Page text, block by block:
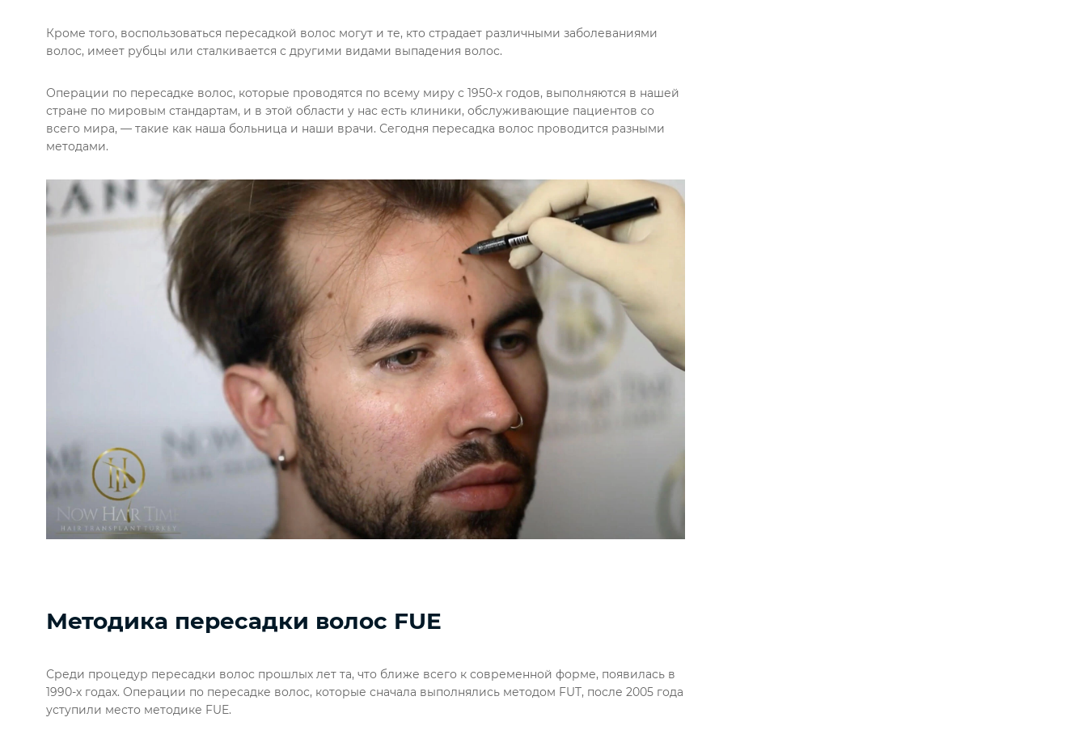
Кроме того, воспользоваться пересадкой волос могут и те, кто страдает различными заболеваниями
волос, имеет рубцы или сталкивается с другими видами выпадения волос.
Операции по пересадке волос, которые проводятся по всему миру с 1950-х годов, выполняются в нашей
стране по мировым стандартам, и в этой области у нас есть клиники, обслуживающие пациентов со
всего мира, — такие как наша больница и наши врачи. Сегодня пересадка волос проводится разными
методами.
Методика пересадки волос FUE
Среди процедур пересадки волос прошлых лет та, что ближе всего к современной форме, появилась в
1990-х годах. Операции по пересадке волос, которые сначала выполнялись методом FUT, после 2005 года
уступили место методике FUE.